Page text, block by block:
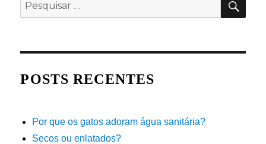
por:
POSTS RECENTES
Por que os gatos adoram água sanitária?
Secos ou enlatados?